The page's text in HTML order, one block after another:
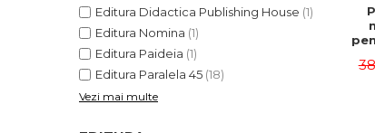
Editura Didactica Publishing House (1)
Editura Nomina (1)
Editura Paideia (1)
Editura Paralela 45 (18)
Vezi mai multe